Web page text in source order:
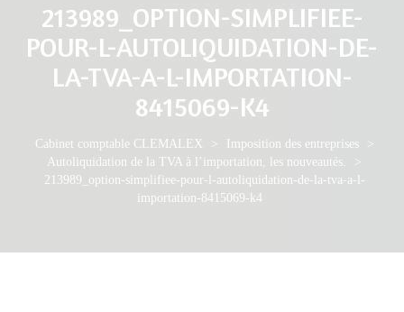
213989_OPTION-SIMPLIFIEE-
POUR-L-AUTOLIQUIDATION-DE-
LA-TVA-A-L-IMPORTATION-
8415069-K4
Cabinet comptable CLEMALEX > Imposition des entreprises
>
Autoliquidation de la TVA à l’importation, les nouveautés.
>
213989_option-simplifiee-pour-l-autoliquidation-de-la-tva-a-l-
importation-8415069-k4